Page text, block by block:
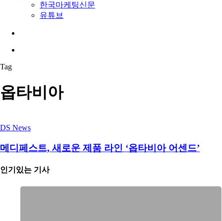
한국마케팅신문
유튜브
Tag
옵타비아
DS News
메디페스트, 새로운 제품 라인 ‘옵타비아 어센드’
인기있는 기사